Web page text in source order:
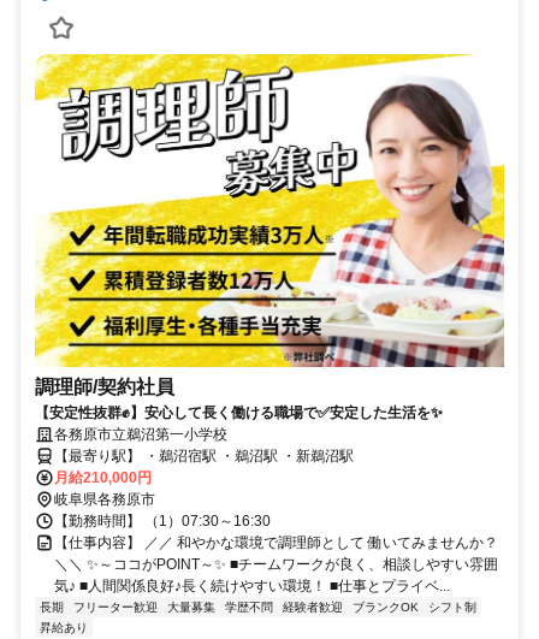
調理師/契約社員
【安定性抜群✊️】安心して長く働ける職場で✅️安定した生活を✨
各務原市立鵜沼第一小学校
【最寄り駅】 ・鵜沼宿駅 ・鵜沼駅 ・新鵜沼駅
月給210,000円
岐阜県各務原市
【勤務時間】 （1）07:30～16:30
【仕事内容】 ／／ 和やかな環境で調理師として 働いてみませんか？
＼＼ ✨～ココがPOINT～✨ ■チームワークが良く、相談しやすい雰囲
気♪ ■人間関係良好♪長く続けやすい環境！ ■仕事とプライベ...
長期 フリーター歓迎 大量募集 学歴不問 経験者歓迎 ブランクOK
シフト制
昇給あり